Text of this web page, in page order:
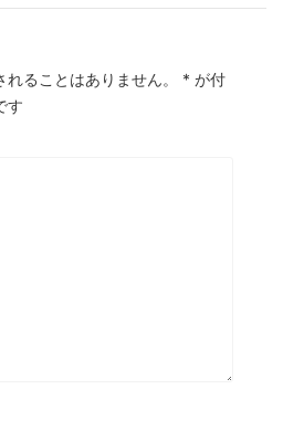
ることはありません。 * が付
す